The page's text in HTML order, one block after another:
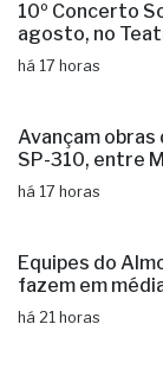
10º Concerto
agosto, no
há 17 horas
Avançam obras
SP-310, entre
há 17 horas
Equipes do
fazem em
há 21 horas